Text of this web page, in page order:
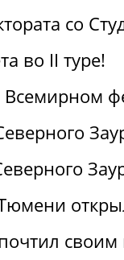
со
во II туре!
Всемирном